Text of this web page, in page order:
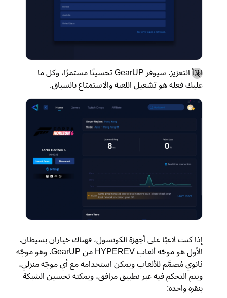
ابدأ التعزيز. سيوفر GearUP تحسينًا مستمرًا، وكل ما
عليك فعله هو تشغيل اللعبة والاستمتاع بالسباق.
إذا كنت لاعبًا على أجهزة الكونسول، فهناك خياران بسيطان.
الأول هو موجّه ألعاب HYPEREV من GearUP. وهو موجّه
ثانوي مُصمَّم للألعاب ويمكن استخدامه مع أي موجّه منزلي،
ويتم التحكم فيه عبر تطبيق مرافق، ويمكنه تحسين الشبكة
بنقرة واحدة: